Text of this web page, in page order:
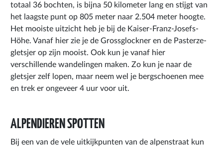
totaal 36 bochten, is bijna 50 kilometer lang en stijgt van
het laagste punt op 805 meter naar 2.504 meter hoogte.
Het mooiste uitzicht heb je bij de Kaiser-Franz-Josefs-
Höhe. Vanaf hier zie je de Grossglockner en de Pasterze-
gletsjer op zijn mooist. Ook kun je vanaf hier
verschillende wandelingen maken. Zo kun je naar de
gletsjer zelf lopen, maar neem wel je bergschoenen mee
en trek er ongeveer 4 uur voor uit.
ALPENDIEREN SPOTTEN
Bij een van de vele uitkijkpunten van de alpenstraat kun